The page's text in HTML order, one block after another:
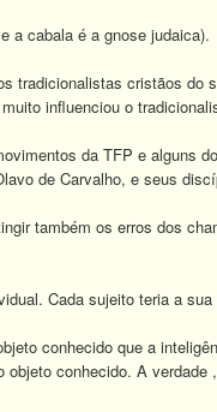
a cabala é a gnose judaica).
tradicionalistas cristãos
influenciou o
da TFP e alguns
de Carvalho, e seus
também os erros dos
Cada sujeito teria a
conhecido que a
conhecido. A